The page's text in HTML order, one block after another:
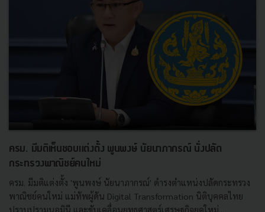
ครม. มีมติเห็นชอบแต่งตั้ง พูนพงษ์ นัยนาภากรณ์ นั่งปลัด
กระทรวงพาณิชย์คนใหม่
ครม. มีมติแต่งตั้ง 'พูนพงษ์ นัยนาภากรณ์' ดำรงตำแหน่งปลัดกระทรวง
พาณิชย์คนใหม่ แม่ทัพผู้ดัน Digital Transformation นิติบุคคลไทย
ปราบปรามนอมินี และขับเคลื่อนยุทธศาสตร์เศรษฐกิจยุคใหม่...